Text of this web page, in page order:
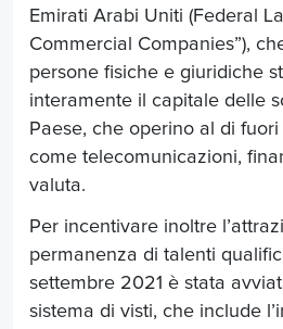
Emirati Arabi Uniti (Federal
Commercial Companies”),
persone fisiche e giuridiche
interamente il capitale delle
Paese, che operino al di
come telecomunicazioni,
valuta.
Per incentivare inoltre
permanenza di talenti
settembre 2021 è stata
sistema di visti, che include